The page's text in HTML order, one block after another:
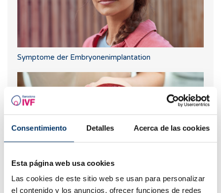
Consentimiento Detalles Acerca de las cookies
Esta página web usa cookies
Las cookies de este sitio web se usan para personalizar
el contenido y los anuncios, ofrecer funciones de redes
Symptome der Embryonenimplantation
Vaginismus: Was ist das, Symptome und wirksame